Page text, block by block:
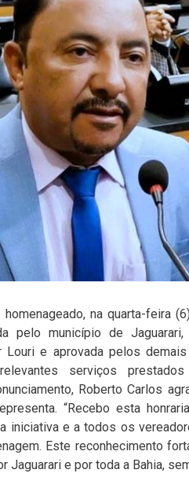
na quarta-feira
pelo município de
e aprovada pelos
serviços
Roberto Carlos
“Recebo esta
iniciativa e a todos os
Este reconhecimento
Jaguarari e por toda a Bahia,